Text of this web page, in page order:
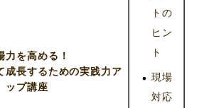
力を高める！
成長するための実践力ア
ップ講座
トの
ヒン
ト
現場
対応